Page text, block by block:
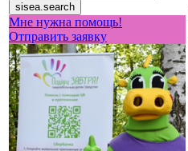
Мне нужна помощь!
Отправить заявку